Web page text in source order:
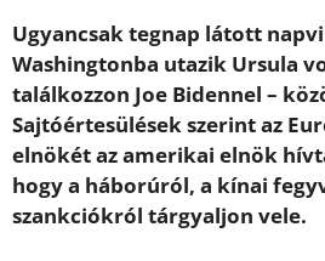
Ugyancsak tegnap látott
Washingtonba utazik Ursula
találkozzon Joe Bidennel –
Sajtóértesülések szerint az
elnökét az amerikai elnök
hogy a háborúról, a kínai
szankciókról tárgyaljon vele.